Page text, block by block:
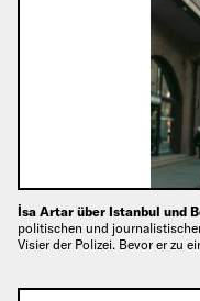
İsa Artar über Istanbul und
politischen und
Visier der Polizei. Bevor er zu